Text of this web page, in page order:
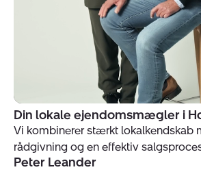
Indehavere
af
ejendomsmægler
Nybolig
Din lokale ejendomsmægler i
Vi kombinerer stærkt lokalkendskab
rådgivning og en effektiv
Peter Leander